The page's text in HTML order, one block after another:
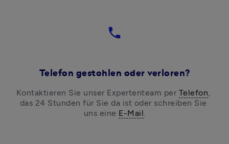
phone
Telefon gestohlen oder verloren?
Kontaktieren Sie unser Expertenteam per Telefon,
das 24 Stunden für Sie da ist oder schreiben Sie
uns eine E-Mail.